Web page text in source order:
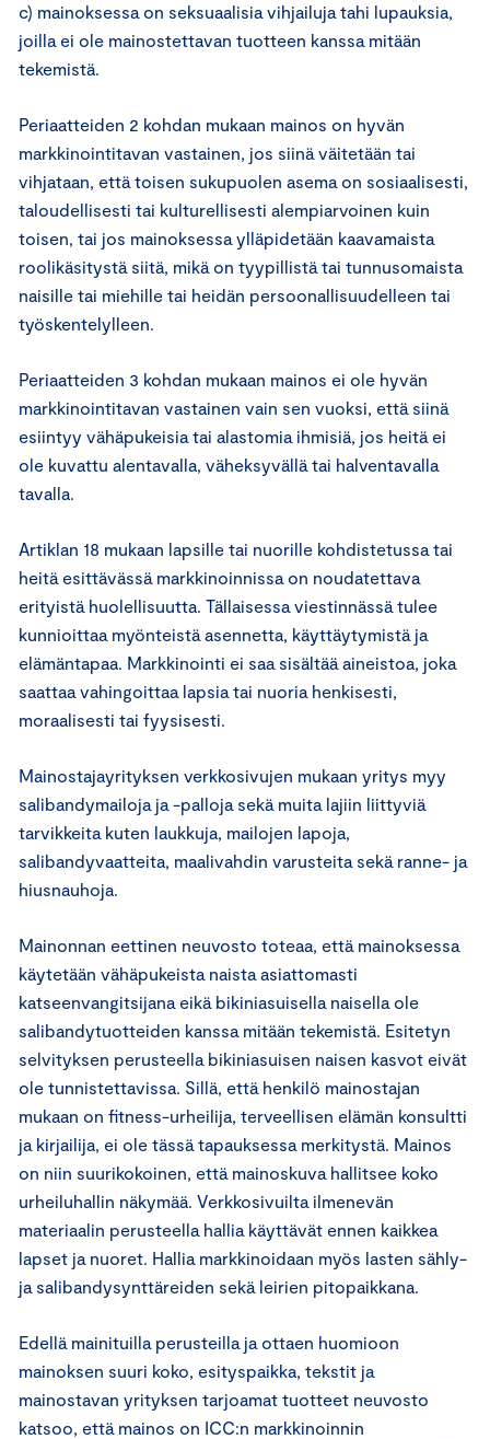
c) mainoksessa on seksuaalisia vihjailuja tahi lupauksia,
joilla ei ole mainostettavan tuotteen kanssa mitään
tekemistä.
Periaatteiden 2 kohdan mukaan mainos on hyvän
markkinointitavan vastainen, jos siinä väitetään tai
vihjataan, että toisen sukupuolen asema on sosiaalisesti,
taloudellisesti tai kulturellisesti alempiarvoinen kuin
toisen, tai jos mainoksessa ylläpidetään kaavamaista
roolikäsitystä siitä, mikä on tyypillistä tai tunnusomaista
naisille tai miehille tai heidän persoonallisuudelleen tai
työskentelylleen.
Periaatteiden 3 kohdan mukaan mainos ei ole hyvän
markkinointitavan vastainen vain sen vuoksi, että siinä
esiintyy vähäpukeisia tai alastomia ihmisiä, jos heitä ei
ole kuvattu alentavalla, väheksyvällä tai halventavalla
tavalla.
Artiklan 18 mukaan lapsille tai nuorille kohdistetussa tai
heitä esittävässä markkinoinnissa on noudatettava
erityistä huolellisuutta. Tällaisessa viestinnässä tulee
kunnioittaa myönteistä asennetta, käyttäytymistä ja
elämäntapaa. Markkinointi ei saa sisältää aineistoa, joka
saattaa vahingoittaa lapsia tai nuoria henkisesti,
moraalisesti tai fyysisesti.
Mainostajayrityksen verkkosivujen mukaan yritys myy
salibandymailoja ja -palloja sekä muita lajiin liittyviä
tarvikkeita kuten laukkuja, mailojen lapoja,
salibandyvaatteita, maalivahdin varusteita sekä ranne- ja
hiusnauhoja.
Mainonnan eettinen neuvosto toteaa, että mainoksessa
käytetään vähäpukeista naista asiattomasti
katseenvangitsijana eikä bikiniasuisella naisella ole
salibandytuotteiden kanssa mitään tekemistä. Esitetyn
selvityksen perusteella bikiniasuisen naisen kasvot eivät
ole tunnistettavissa. Sillä, että henkilö mainostajan
mukaan on fitness-urheilija, terveellisen elämän konsultti
ja kirjailija, ei ole tässä tapauksessa merkitystä. Mainos
on niin suurikokoinen, että mainoskuva hallitsee koko
urheiluhallin näkymää. Verkkosivuilta ilmenevän
materiaalin perusteella hallia käyttävät ennen kaikkea
lapset ja nuoret. Hallia markkinoidaan myös lasten sähly-
ja salibandysynttäreiden sekä leirien pitopaikkana.
Edellä mainituilla perusteilla ja ottaen huomioon
mainoksen suuri koko, esityspaikka, tekstit ja
mainostavan yrityksen tarjoamat tuotteet neuvosto
katsoo, että mainos on ICC:n markkinoinnin